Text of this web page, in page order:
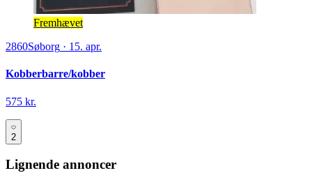
Fremhævet
2860Søborg · 15. apr.
Kobberbarre/kobber
575 kr.
2
Lignende annoncer